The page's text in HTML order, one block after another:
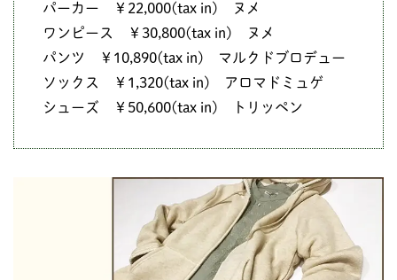
パーカー ￥22,000(tax in) ヌメ
ワンピース ￥30,800(tax in) ヌメ
パンツ ￥10,890(tax in) マルクドブロデュー
ソックス ￥1,320(tax in) アロマドミュゲ
シューズ ￥50,600(tax in) トリッペン